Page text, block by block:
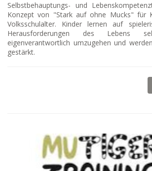
Selbstbehauptungs- und
Konzept von "Stark auf ohne Mucks" für
Volksschulalter. Kinder lernen auf
Herausforderungen des Lebens
eigenverantwortlich umzugehen und
gestärkt.